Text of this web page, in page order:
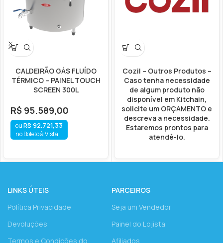
CALDEIRÃO GÁS FLUÍDO
TÉRMICO – PAINEL TOUCH
SCREEN 300L
R$ 95.589,00
R$ 92.721,33
no Boleto à Vista
Cozil – Outros Produtos –
Caso tenha necessidade
de algum produto não
disponível em Kitchain,
solicite um ORÇAMENTO e
descreva a necessidade.
Estaremos prontos para
atendê-lo.
LINKS ÚTEIS
Política Privacidade
Devoluções
Termos e Condições do
PARCEIROS
Seja um Vendedor
Painel do Lojista
Afiliados